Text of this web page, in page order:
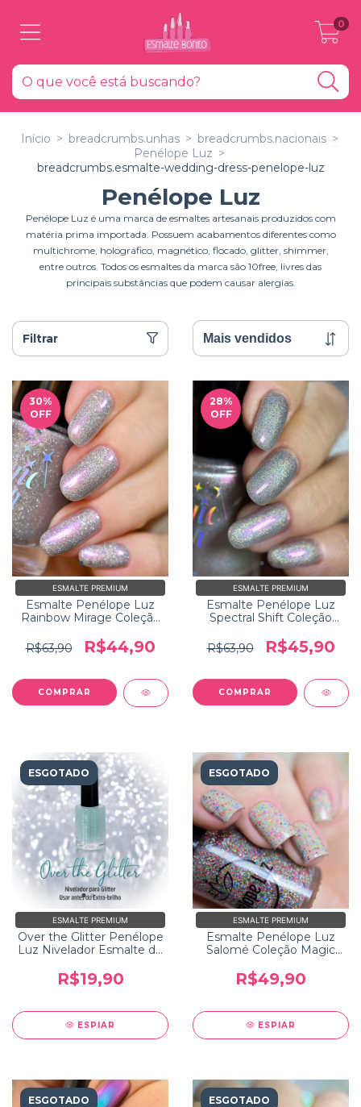
0
Início > breadcrumbs.unhas > breadcrumbs.nacionais >
Penélope Luz >
breadcrumbs.esmalte-wedding-dress-penelope-luz
Penélope Luz
Penélope Luz é uma marca de esmaltes artesanais produzidos com
matéria prima importada. Possuem acabamentos diferentes como
multichrome, holográfico, magnético, flocado, glitter, shimmer,
entre outros. Todos os esmaltes da marca são 10free, livres das
principais substâncias que podem causar alergias.
Filtrar
30%
OFF
ESMALTE PREMIUM
Esmalte Penélope Luz
Rainbow Mirage Coleção
R$63,90
R$44,90
28%
OFF
ESMALTE PREMIUM
Esmalte Penélope Luz
Spectral Shift Coleção
R$63,90
R$45,90
ESGOTADO
ESMALTE PREMIUM
Over the Glitter Penélope
Luz Nivelador Esmalte de
R$19,90
ESPIAR
ESGOTADO
ESMALTE PREMIUM
Esmalte Penélope Luz
Salomé Coleção Magic
R$49,90
ESPIAR
ESGOTADO ESGOTADO